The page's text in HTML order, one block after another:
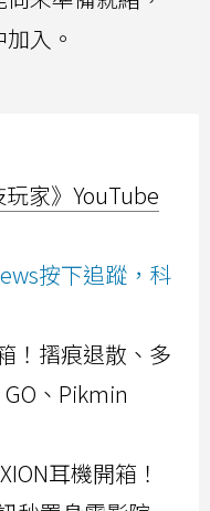
入。
家》YouTube
按下追蹤，科
！摺痕退散、多
、Pikmin
耳機開箱！